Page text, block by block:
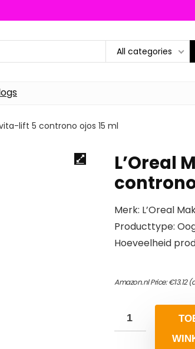
All categories
vita-lift 5 controno ojos 15 ml
L’Oreal
Merk: L’Oreal
Producttype:
Hoeveelheid
Amazon.nl Price:€13.12